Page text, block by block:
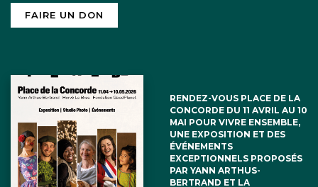
FAIRE UN DON
RENDEZ-VOUS PLACE DE LA
CONCORDE DU 11 AVRIL AU 10
MAI POUR VIVRE ENSEMBLE,
UNE EXPOSITION ET DES
ÉVÉNEMENTS
EXCEPTIONNELS PROPOSÉS
PAR YANN ARTHUS-
BERTRAND ET LA